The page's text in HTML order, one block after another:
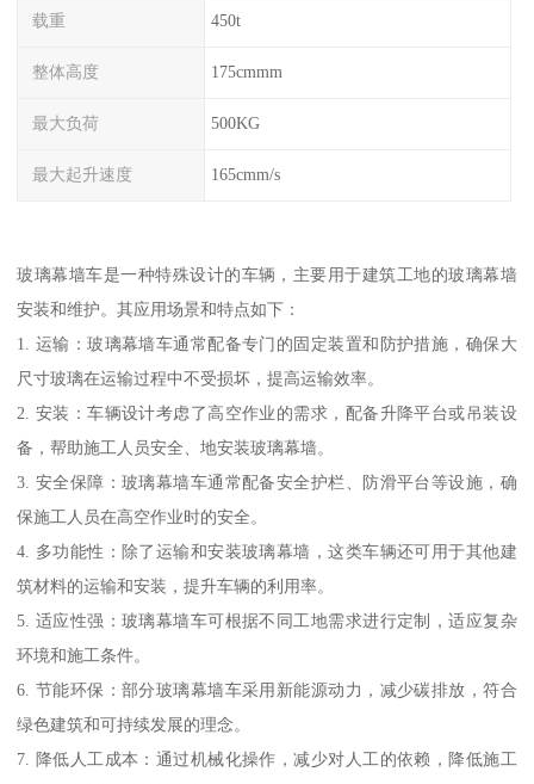
载重 450t
整体高度 175cmmm
最大负荷 500KG
最大起升速度 165cmm/s
玻璃幕墙车是一种特殊设计的车辆，主要用于建筑工地的玻璃幕墙
安装和维护。其应用场景和特点如下：
1. 运输：玻璃幕墙车通常配备专门的固定装置和防护措施，确保大
尺寸玻璃在运输过程中不受损坏，提高运输效率。
2. 安装：车辆设计考虑了高空作业的需求，配备升降平台或吊装设
备，帮助施工人员安全、地安装玻璃幕墙。
3. 安全保障：玻璃幕墙车通常配备安全护栏、防滑平台等设施，确
保施工人员在高空作业时的安全。
4. 多功能性：除了运输和安装玻璃幕墙，这类车辆还可用于其他建
筑材料的运输和安装，提升车辆的利用率。
5. 适应性强：玻璃幕墙车可根据不同工地需求进行定制，适应复杂
环境和施工条件。
6. 节能环保：部分玻璃幕墙车采用新能源动力，减少碳排放，符合
绿色建筑和可持续发展的理念。
7. 降低人工成本：通过机械化操作，减少对人工的依赖，降低施工